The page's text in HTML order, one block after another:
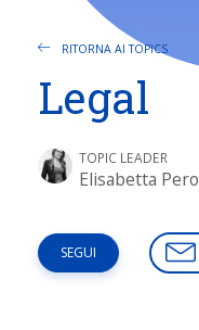
RITORNA AI TOPICS
Legal
TOPIC LEADER
Elisabetta Pero
SEGUI